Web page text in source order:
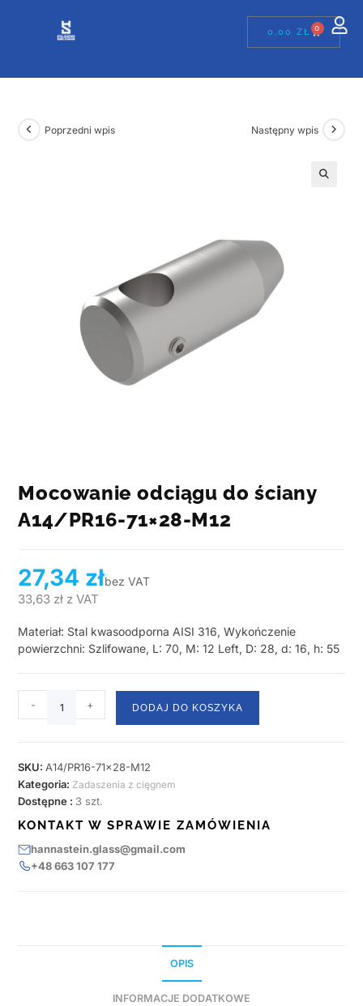
0,00ZŁ 0
Poprzedni wpis Następny wpis
Mocowanie odciągu do ściany
A14/PR16-71×28-M12
27,34 złbez VAT
33,63 zł z VAT
Materiał: Stal kwasoodporna AISI 316, Wykończenie
powierzchni: Szlifowane, L: 70, M: 12 Left, D: 28, d: 16, h: 55
- + DODAJ DO KOSZYKA
SKU: A14/PR16-71x28-M12
Kategoria: Zadaszenia z cięgnem
Dostępne : 3 szt.
KONTAKT W SPRAWIE ZAMÓWIENIA
hannastein.glass@gmail.com
+48 663 107 177
OPIS
INFORMACJE DODATKOWE